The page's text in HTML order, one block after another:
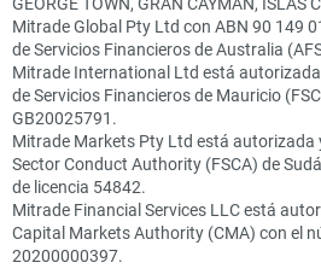
Mitrade Global Pty Ltd con ABN 90 149
de Servicios Financieros de Australia
Mitrade International Ltd está
de Servicios Financieros de Mauricio
GB20025791.
Mitrade Markets Pty Ltd está autorizada
Sector Conduct Authority (FSCA) de
de licencia 54842.
Mitrade Financial Services LLC está
Capital Markets Authority (CMA) con el
20200000397.